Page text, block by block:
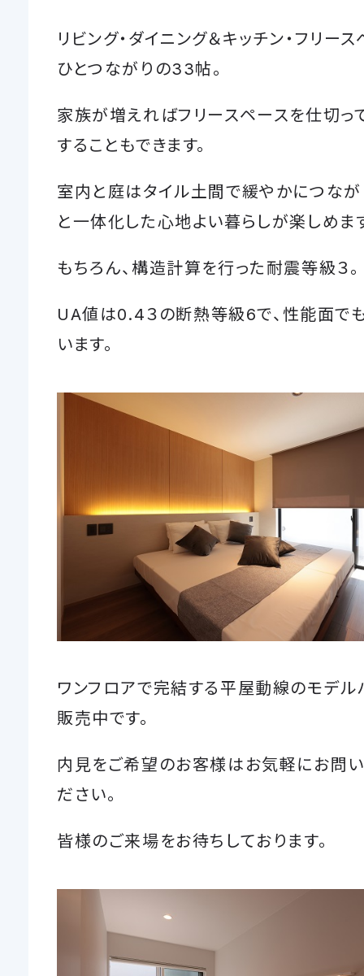
リビング・ダイニング＆キッチン・フリー
ひとつながりの33帖。
家族が増えればフリースペースを仕切っ
することもできます。
室内と庭はタイル土間で緩やかにつなが
と一体化した心地よい暮らしが楽しめま
もちろん、構造計算を行った耐震等級３。
UA値は0.4３の断熱等級6で、性能面で
います。
ワンフロアで完結する平屋動線のモデル
販売中です。
内見をご希望のお客様はお気軽にお問
ださい。
皆様のご来場をお待ちしております。